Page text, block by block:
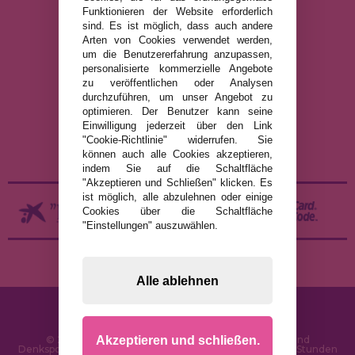
info@puzzleladen.de
RECHTLICHE HINWEISE
DATENSCHUTZRICHTLINIE
COOKIE-RICHTLINIE
VERSAND UND RÜCKGABE
RÜCKGABE / WIDERRUF
© 2026 PuzzleLaden.de - Online-Shop für Puzzles und
Denksportaufgaben im Internet. Schnelle Lieferung in 24 Stunden
Funktionieren der Website erforderlich
sind. Es ist möglich, dass auch andere
Arten von Cookies verwendet werden,
um die Benutzererfahrung anzupassen,
personalisierte kommerzielle Angebote
zu veröffentlichen oder Analysen
durchzuführen, um unser Angebot zu
optimieren. Der Benutzer kann seine
Einwilligung jederzeit über den Link
"Cookie-Richtlinie" widerrufen. Sie
können auch alle Cookies akzeptieren,
indem Sie auf die Schaltfläche
"Akzeptieren und Schließen" klicken. Es
ist möglich, alle abzulehnen oder einige
Cookies über die Schaltfläche
"Einstellungen" auszuwählen.
Alle ablehnen
Akzeptieren und schließen.